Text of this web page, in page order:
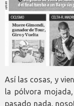
Así las cosas, y
la pólvora
pasado nada,